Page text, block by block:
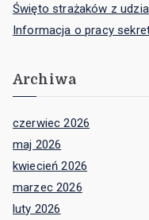
Święto strażaków z
Informacja o pracy
Archiwa
czerwiec 2026
maj 2026
kwiecień 2026
marzec 2026
luty 2026